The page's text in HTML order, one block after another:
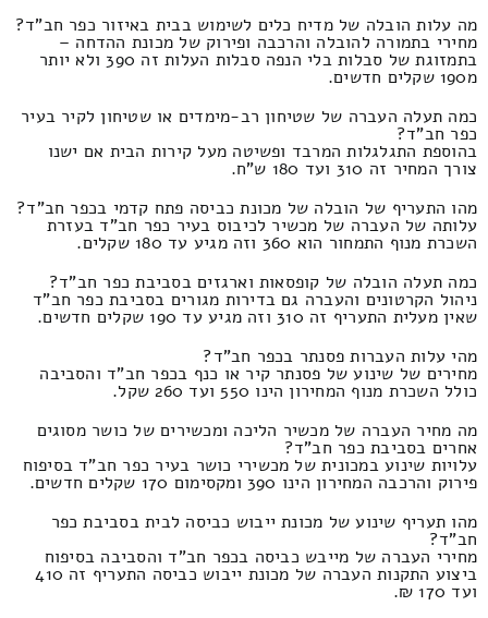
מה עלות הובלה של מדיח כלים לשימוש בבית באיזור כפר חב"ד?
מחירי בתמורה להובלה והרכבה ופירוק של מכונת ההדחה –
בתמזוגת של סבלות בלי הנפה סבלות העלות זה 390 ולא יותר
מ190 שקלים חדשים.
כמה תעלה העברה של שטיחון רב-מימדים או שטיחון לקיר בעיר
כפר חב"ד?
בהוספת התגלגלות המרבד ופשיטה מעל קירות הבית אם ישנו
צורך המחיר זה 310 ועד 180 ש"ח.
מהו התעריף של הובלה של מכונת כביסה פתח קדמי בכפר חב"ד?
עלותה של העברה של מכשיר לכיבוס בעיר כפר חב"ד בעזרת
השכרת מנוף התמחור הוא 360 וזה מגיע עד 180 שקלים.
כמה תעלה הובלה של קופסאות וארגזים בסביבת כפר חב"ד?
ניהול הקרטונים והעברה גם בדירות מגורים בסביבת כפר חב"ד
שאין מעלית התעריף זה 310 וזה מגיע עד 190 שקלים חדשים.
מהי עלות העברות פסנתר בכפר חב"ד?
מחירים של שינוע של פסנתר קיר או כנף בכפר חב"ד והסביבה
כולל השכרת מנוף המחירון הינו 550 ועד 260 שקל.
מה מחיר העברה של מכשיר הליכה ומכשירים של כושר מסוגים
אחרים בסביבת כפר חב"ד?
עלויות שינוע במכונית של מכשירי כושר בעיר כפר חב"ד בסיפוח
פירוק והרכבה המחירון הינו 390 ומקסימום 170 שקלים חדשים.
מהו תעריף שינוע של מכונת ייבוש כביסה לבית בסביבת כפר
חב"ד?
מחירי העברה של מייבש כביסה בכפר חב"ד והסביבה בסיפוח
ביצוע התקנות העברה של מכונת ייבוש כביסה התעריף זה 410
ועד 170 ₪.